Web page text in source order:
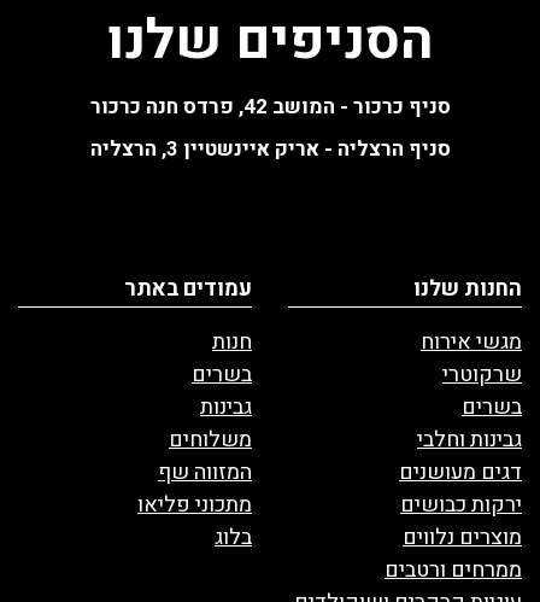
הסניפים שלנו
סניף כרכור - המושב 42, פרדס חנה כרכור
סניף הרצליה - אריק איינשטיין 3, הרצליה
החנות שלנו
מגשי אירוח
שרקוטרי
בשרים
גבינות וחלבי
דגים מעושנים
ירקות כבושים
מוצרים נלווים
ממרחים ורטבים
עמודים באתר
חנות
בשרים
גבינות
משלוחים
המזווה שף
מתכוני פליאו
בלוג